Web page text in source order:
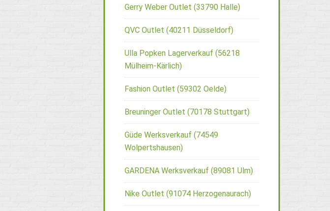
Gerry Weber Outlet (33790 Halle)
QVC Outlet (40211 Düsseldorf)
Ulla Popken Lagerverkauf (56218
Mülheim-Kärlich)
Fashion Outlet (59302 Oelde)
Breuninger Outlet (70178 Stuttgart)
Güde Werksverkauf (74549
Wolpertshausen)
GARDENA Werksverkauf (89081 Ulm)
Nike Outlet (91074 Herzogenaurach)